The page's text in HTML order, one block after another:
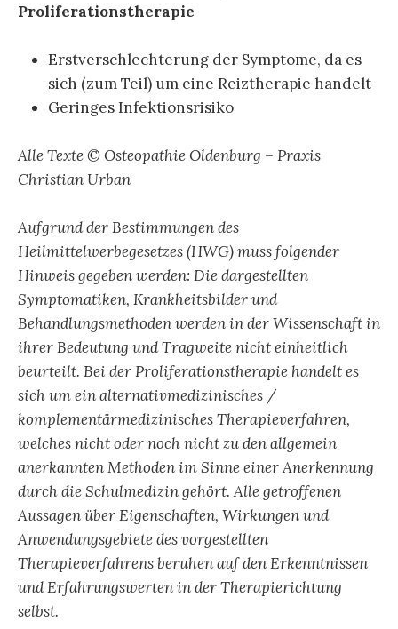
Proliferationstherapie
Erstverschlechterung der Symptome, da es
sich (zum Teil) um eine Reiztherapie handelt
Geringes Infektionsrisiko
Alle Texte © Osteopathie Oldenburg – Praxis
Christian Urban
Aufgrund der Bestimmungen des
Heilmittelwerbegesetzes (HWG) muss folgender
Hinweis gegeben werden: Die dargestellten
Symptomatiken, Krankheitsbilder und
Behandlungsmethoden werden in der Wissenschaft in
ihrer Bedeutung und Tragweite nicht einheitlich
beurteilt. Bei der Proliferationstherapie handelt es
sich um ein alternativmedizinisches /
komplementärmedizinisches Therapieverfahren,
welches nicht oder noch nicht zu den allgemein
anerkannten Methoden im Sinne einer Anerkennung
durch die Schulmedizin gehört. Alle getroffenen
Aussagen über Eigenschaften, Wirkungen und
Anwendungsgebiete des vorgestellten
Therapieverfahrens beruhen auf den Erkenntnissen
und Erfahrungswerten in der Therapierichtung
selbst.